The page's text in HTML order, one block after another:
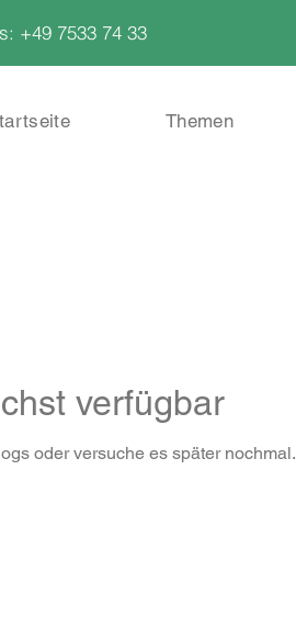
+49 7533 74 33
Themen
verfügbar
oder versuche es später nochmal.